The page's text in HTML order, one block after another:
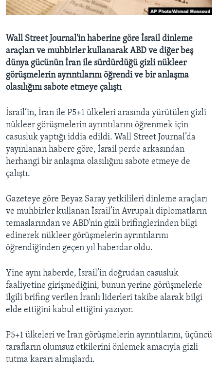
HAYATTAN
BIZI TAKIP EDIN
Diller
Wall Street Journal'in haberine göre İsrail dinleme
araçları ve muhbirler kullanarak ABD ve diğer beş
dünya gücünün İran ile sürdürdüğü gizli nükleer
görüşmelerin ayrıntılarını öğrendi ve bir anlaşma
olasılığını sabote etmeye çalıştı
İsrail’in, İran ile P5+1 ülkeleri arasında yürütülen gizli
nükleer görüşmelerin ayrıntılarını öğrenmek için
casusluk yaptığı iddia edildi. Wall Street Journal’da
yayınlanan habere göre, İsrail perde arkasından
herhangi bir anlaşma olasılığını sabote etmeye de
çalıştı.
Gazeteye göre Beyaz Saray yetkilileri dinleme araçları
ve muhbirler kullanan İsrail’in Avrupalı diplomatların
temaslarından ve ABD’nin gizli brifinglerinden bilgi
edinerek nükleer görüşmelerin ayrıntılarını
öğrendiğinden geçen yıl haberdar oldu.
Yine aynı haberde, İsrail’in doğrudan casusluk
faaliyetine girişmediğini, bunun yerine görüşmelerle
ilgili brifing verilen İranlı liderleri takibe alarak bilgi
elde ettiğini kabul ettiğini yazıyor.
P5+1 ülkeleri ve İran görüşmelerin ayrıntılarını, üçüncü
tarafların olumsuz etkilerini önlemek amacıyla gizli
tutma kararı almışlardı.